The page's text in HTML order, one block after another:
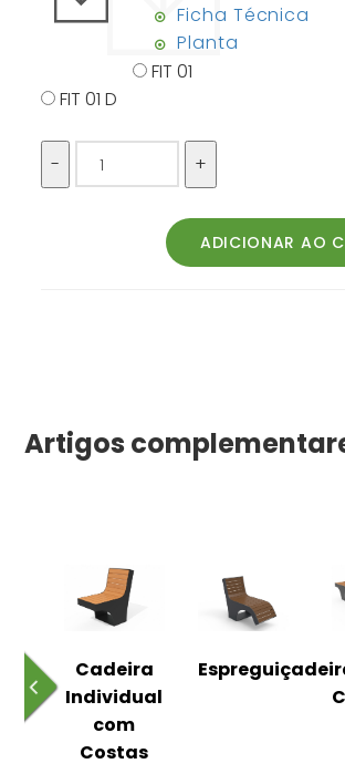
Ficha Técnica
Planta
FIT 01
FIT 01 D
Artigos
Cadeira
Individual
com
Costas